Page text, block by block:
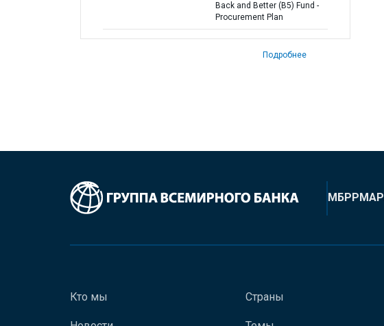
Back and Better (B5) Fund -
Procurement Plan
Подробнее
МБРРМАР
Кто мы Страны